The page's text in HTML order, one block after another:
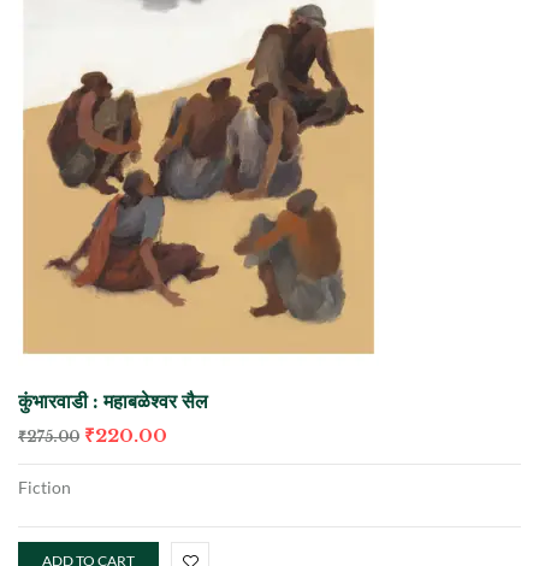
कुंभारवाडी : महाबळेश्वर सैल
₹275.00 ₹220.00
Fiction
ADD TO CART